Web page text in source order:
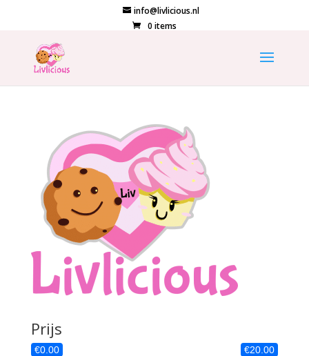
info@livlicious.nl
0 items
Prijs
€0.00 €20.00